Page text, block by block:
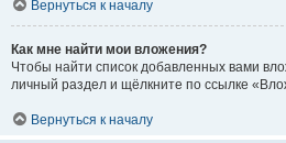
Вернуться к началу
Как мне найти мои вложения?
Чтобы найти список добавленных вами
личный раздел и щёлкните по ссылке
Вернуться к началу